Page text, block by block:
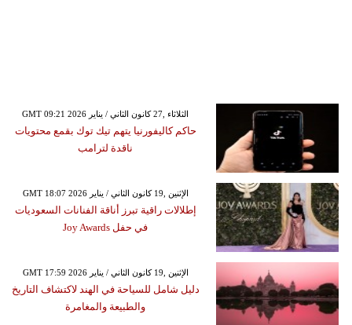
GMT 09:21 2026 الثلاثاء ,27 كانون الثاني / يناير
حاكم كاليفورنيا يتهم تيك توك بقمع محتويات
ناقدة لترامب
GMT 18:07 2026 الإثنين ,19 كانون الثاني / يناير
إطلالات راقية تبرز أناقة الفنانات السعوديات
في حفل Joy Awards
GMT 17:59 2026 الإثنين ,19 كانون الثاني / يناير
دليل شامل للسياحة في الهند لاكتشاف التاريخ
والطبيعة والمغامرة